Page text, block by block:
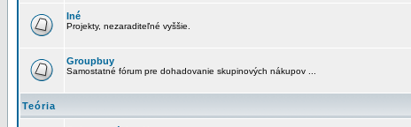
Iné
Projekty, nezaraditeľné vyššie.
Groupbuy
Samostatné fórum pre dohadovanie skupinových nákupov ...
Teória